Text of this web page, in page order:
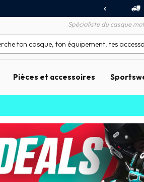
Spécialiste du casque
Pièces et accessoires